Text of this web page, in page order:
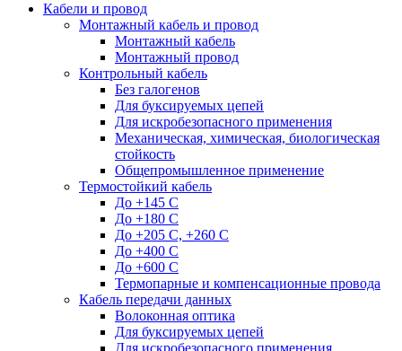
Кабели и провод
Монтажный кабель и провод
Монтажный кабель
Монтажный провод
Контрольный кабель
Без галогенов
Для буксируемых цепей
Для искробезопасного применения
Механическая, химическая, биологическая
стойкость
Общепромышленное применение
Термостойкий кабель
До +145 С
До +180 C
До +205 С, +260 С
До +400 C
До +600 С
Термопарные и компенсационные провода
Кабель передачи данных
Волоконная оптика
Для буксируемых цепей